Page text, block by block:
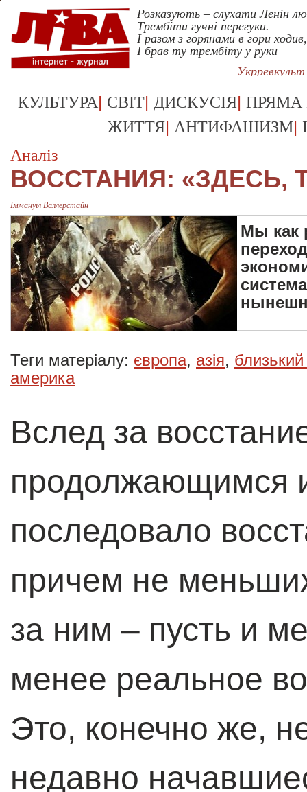
Розказують – слухати Ленін
Трембіти гучні перегуки.
І разом з горянами в гори ходив,
І брав ту трембіту у руки
КУЛЬТУРА| СВІТ| ДИСКУСІЯ| ПРЯМА
ЖИТТЯ| АНТИФАШИЗМ|
Аналіз
ВОССТАНИЯ: «ЗДЕСЬ,
Іммануїл Валлерстайн
Мы как
Теги матеріалу: європа, азія, близький
америка
Вслед за
продолжающимся
последовало
причем не
за ним – пусть и
менее реальное
Это, конечно же,
недавно